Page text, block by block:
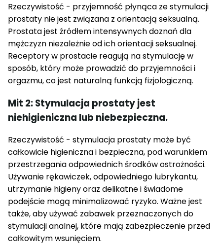
Rzeczywistość - przyjemność płynąca ze stymulacji
prostaty nie jest związana z orientacją seksualną.
Prostata jest źródłem intensywnych doznań dla
mężczyzn niezależnie od ich orientacji seksualnej.
Receptory w prostacie reagują na stymulację w
sposób, który może prowadzić do przyjemności i
orgazmu, co jest naturalną funkcją fizjologiczną.
Mit 2: Stymulacja prostaty jest
niehigieniczna lub niebezpieczna.
Rzeczywistość - stymulacja prostaty może być
całkowicie higieniczna i bezpieczna, pod warunkiem
przestrzegania odpowiednich środków ostrożności.
Używanie rękawiczek, odpowiedniego lubrykantu,
utrzymanie higieny oraz delikatne i świadome
podejście mogą minimalizować ryzyko. Ważne jest
także, aby używać zabawek przeznaczonych do
stymulacji analnej, które mają zabezpieczenie przed
całkowitym wsunięciem.